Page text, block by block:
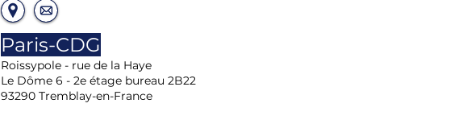
Paris-CDG
Roissypole - rue de la Haye
Le Dôme 6 - 2e étage bureau 2B22
93290 Tremblay-en-France